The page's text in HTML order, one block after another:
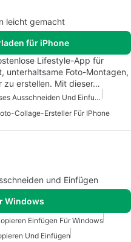
leicht gemacht
für iPhone
Lifestyle-App für
unterhaltsame Foto-Montagen,
zu erstellen. Mit dieser…
Kostenloses Ausschneiden Und Einfuegen
Collage-Ersteller Für IPhone
und Einfügen
Windows
Einfügen Für Windows
Und Einfügen